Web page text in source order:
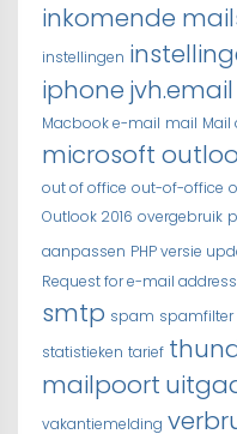
inkomende
instellingen
iphone jvh.email
Macbook e-mail mail Mail
microsoft
out of office out-of-office
Outlook 2016 overgebruik
aanpassen PHP versie
Request for e-mail
smtp spam spamfilter
statistieken tarief
mailpoort
vakantiemelding